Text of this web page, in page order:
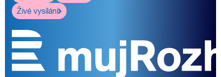
Živé vysílání